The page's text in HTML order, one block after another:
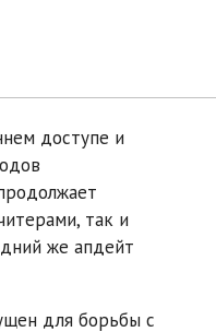
доступе и
так и
же апдейт
для борьбы с